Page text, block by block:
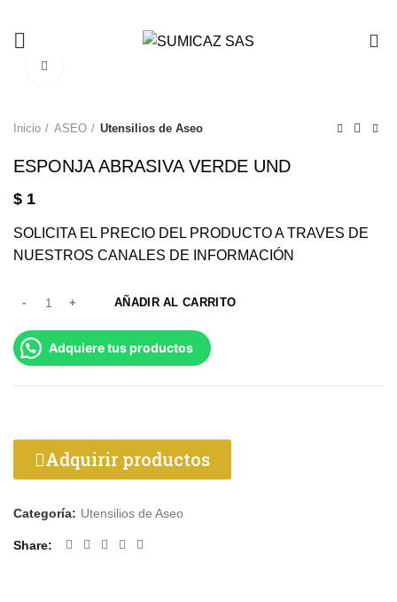
Inicio ASEO Utensilios de Aseo
ESPONJA ABRASIVA VERDE UND
$ 1
SOLICITA EL PRECIO DEL PRODUCTO A TRAVES DE
NUESTROS CANALES DE INFORMACIÓN
AÑADIR AL CARRITO
Adquiere tus productos
Adquirir productos
Categoría: Utensilios de Aseo
Share